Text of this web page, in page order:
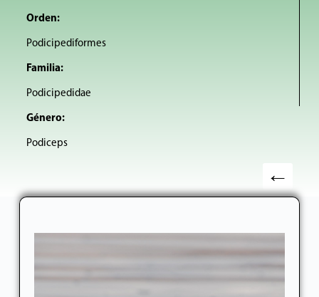
Orden:
Podicipediformes
Familia:
Podicipedidae
Género:
Podiceps
←